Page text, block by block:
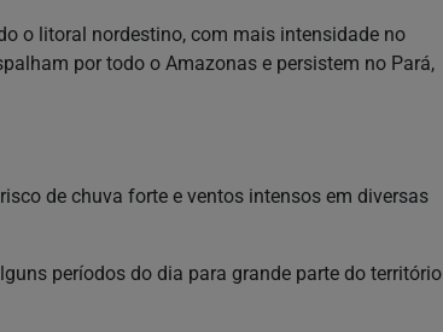
o litoral nordestino, com mais intensidade no
por todo o Amazonas e persistem no Pará,
de chuva forte e ventos intensos em diversas
períodos do dia para grande parte do território